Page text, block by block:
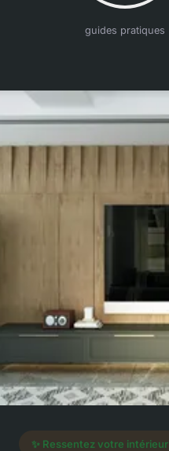
guides pratiques
✨ Ressentez votre intérieur